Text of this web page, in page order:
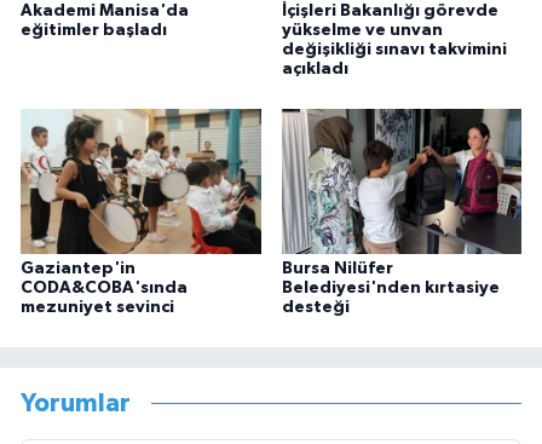
Akademi Manisa'da
eğitimler başladı
İçişleri Bakanlığı görevde
yükselme ve unvan
değişikliği sınavı takvimini
açıkladı
Gaziantep'in
CODA&COBA'sında
mezuniyet sevinci
Bursa Nilüfer
Belediyesi'nden kırtasiye
desteği
Yorumlar